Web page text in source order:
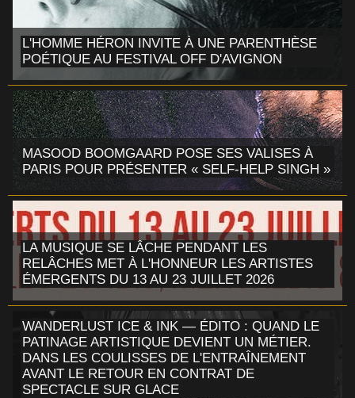
L'HOMME HÉRON INVITE À UNE PARENTHÈSE
POÉTIQUE AU FESTIVAL OFF D'AVIGNON
MASOOD BOOMGAARD POSE SES VALISES À
PARIS POUR PRÉSENTER « SELF-HELP SINGH »
LA MUSIQUE SE LÂCHE PENDANT LES
RELÂCHES MET À L'HONNEUR LES ARTISTES
ÉMERGENTS DU 13 AU 23 JUILLET 2026
WANDERLUST ICE & INK — ÉDITO : QUAND LE
PATINAGE ARTISTIQUE DEVIENT UN MÉTIER.
DANS LES COULISSES DE L'ENTRAÎNEMENT
AVANT LE RETOUR EN CONTRAT DE
SPECTACLE SUR GLACE